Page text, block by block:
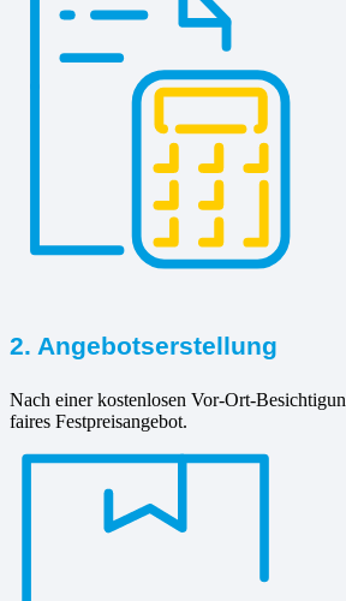
2. Angebotserstellung
Nach einer kostenlosen Vor-Ort-
faires Festpreisangebot.